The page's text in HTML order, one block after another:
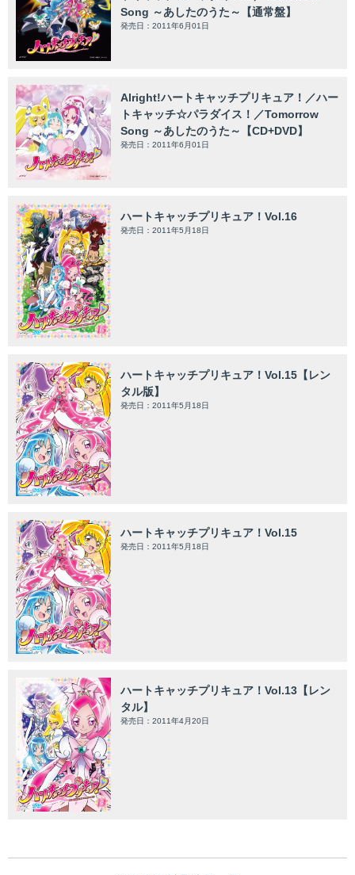
Song ～あしたのうた～【通常盤】
発売日：2011年6月01日
Alright!ハートキャッチプリキュア！／ハー
トキャッチ☆パラダイス！／Tomorrow
Song ～あしたのうた～【CD+DVD】
発売日：2011年6月01日
ハートキャッチプリキュア！Vol.16
発売日：2011年5月18日
ハートキャッチプリキュア！Vol.15【レン
タル版】
発売日：2011年5月18日
ハートキャッチプリキュア！Vol.15
発売日：2011年5月18日
ハートキャッチプリキュア！Vol.13【レン
タル】
発売日：2011年4月20日